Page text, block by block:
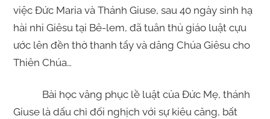
việc Đức Maria và Thánh Giuse, sau 40 ngày sinh hạ
hài nhi Giêsu tại Bê-lem, đã tuân thủ giáo luật cựu
ước lên đền thờ thanh tẩy và dâng Chúa Giêsu cho
Thiên Chúa…
Bài học vâng phục lề luật của Đức Mẹ, thánh
Giuse là dấu chỉ đối nghịch với sự kiêu căng, bất